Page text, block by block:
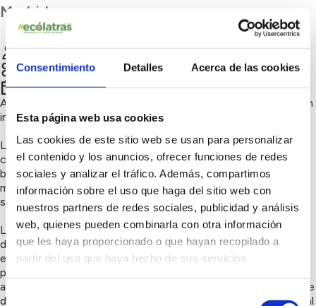
Consentimiento Detalles Acerca de las cookies
Esta página web usa cookies
Las cookies de este sitio web se usan para personalizar
el contenido y los anuncios, ofrecer funciones de redes
sociales y analizar el tráfico. Además, compartimos
información sobre el uso que haga del sitio web con
nuestros partners de redes sociales, publicidad y análisis
web, quienes pueden combinarla con otra información
que les haya proporcionado o que hayan recopilado a
partir del uso que haya hecho de sus servicios.
Selección
Madrid
Julia Llorente
Chatear
Sensibilización ambiental, Naturaleza y biodiversidad
1 trimestre 2026
A lo largo de todo el curso realizamos tres actividades de gran
impacto sobre el medio ambiente:
La primera consiste en la realización de una charla taller en
colaboración con ARBA la asociación para la recuperación del
bosque autóctono. Nos hablan de la importancia de la labor
medioambiental en nuestro entorno y realizamos los
semilleros de los futuros árboles.
La segunda esa localización y la plantación de los plantones
de arbustos y árboles del curso anterior, los cuales hemos
estado cuidando a lo largo de todo el año, en nuestro
pequeño jardín y algunos en su casa. Simultáneamente los
alumnos realizan un trabajo cooperativo sobre el uso que se le
daba a la zona donde vamos a plantar y el uso que tiene actual